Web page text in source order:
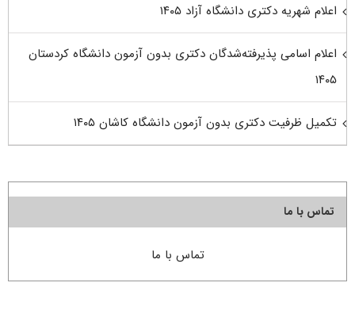
اعلام شهریه دکتری دانشگاه آزاد ۱۴۰۵
اعلام اسامی پذیرفته‌شدگان دکتری بدون آزمون دانشگاه کردستان
۱۴۰۵
تکمیل ظرفیت دکتری بدون آزمون دانشگاه کاشان ۱۴۰۵
تماس با ما
تماس با ما